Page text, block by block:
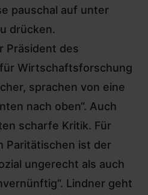
pauschal auf unter
drücken.
Präsident des
Wirtschaftsforschung
sprachen von eine
nach oben“. Auch
scharfe Kritik. Für
Paritätischen ist der
ungerecht als auch
Lindner geht